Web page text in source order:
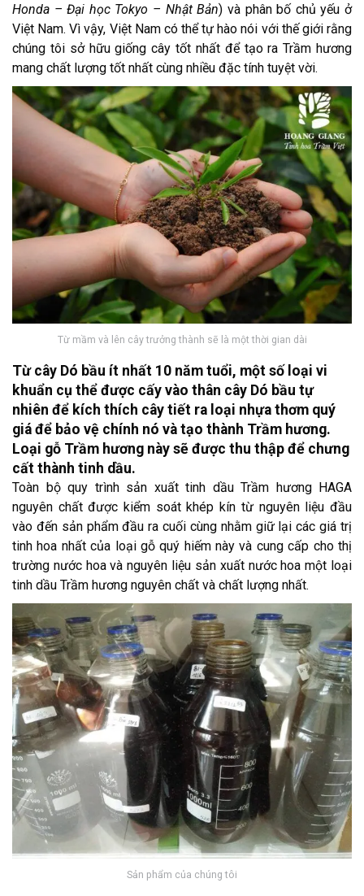
Honda – Đại học Tokyo – Nhật Bản) và phân bố chủ yếu ở
Việt Nam. Vì vậy, Việt Nam có thể tự hào nói với thế giới rằng
chúng tôi sở hữu giống cây tốt nhất để tạo ra Trầm hương
mang chất lượng tốt nhất cùng nhiều đặc tính tuyệt vời.
Từ mầm và lên cây trưởng thành sẽ là một thời gian dài
Từ cây Dó bầu ít nhất 10 năm tuổi, một số loại vi
khuẩn cụ thể được cấy vào thân cây Dó bầu tự
nhiên để kích thích cây tiết ra loại nhựa thơm quý
giá để bảo vệ chính nó và tạo thành Trầm hương.
Loại gỗ Trầm hương này sẽ được thu thập để chưng
cất thành tinh dầu.
Toàn bộ quy trình sản xuất tinh dầu Trầm hương HAGA
nguyên chất được kiểm soát khép kín từ nguyên liệu đầu
vào đến sản phẩm đầu ra cuối cùng nhằm giữ lại các giá trị
tinh hoa nhất của loại gỗ quý hiếm này và cung cấp cho thị
trường nước hoa và nguyên liệu sản xuất nước hoa một loại
tinh dầu Trầm hương nguyên chất và chất lượng nhất.
Sản phẩm của chúng tôi